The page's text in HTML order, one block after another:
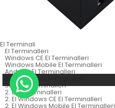
El Terminali
El Terminalleri
Windows CE El Terminalleri
Windows Mobile El Terminalleri
Android El Terminalleri
Batch Tarzı El Terminalleri
Sabit El Terminalleri
2. El El Terminalleri
2. El Windows CE El Terminalleri
2. El Windows Mobile El Terminalleri